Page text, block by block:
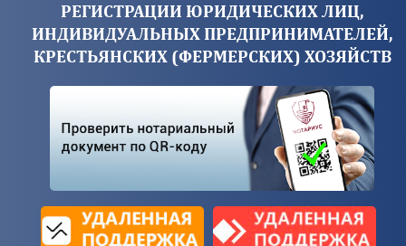
РЕГИСТРАЦИИ ЮРИДИЧЕСКИХ ЛИЦ,
ИНДИВИДУАЛЬНЫХ ПРЕДПРИНИМАТЕЛЕЙ,
КРЕСТЬЯНСКИХ (ФЕРМЕРСКИХ) ХОЗЯЙСТВ